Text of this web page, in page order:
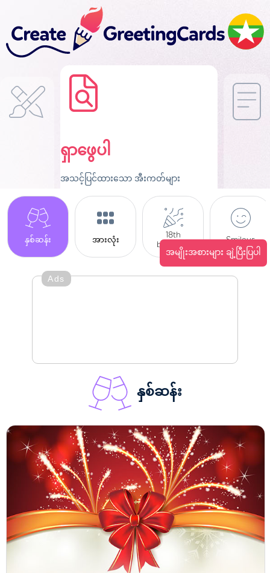
ရှာဖွေပါ
အသင့်ပြင်ထားသော အီးကတ်များ
နှစ်ဆန်း အားလုံး
18th
birthday
Smileys
အမျိုးအစားများ ချဲ့ပြီးပြပါ
Ads
နှစ်ဆန်း